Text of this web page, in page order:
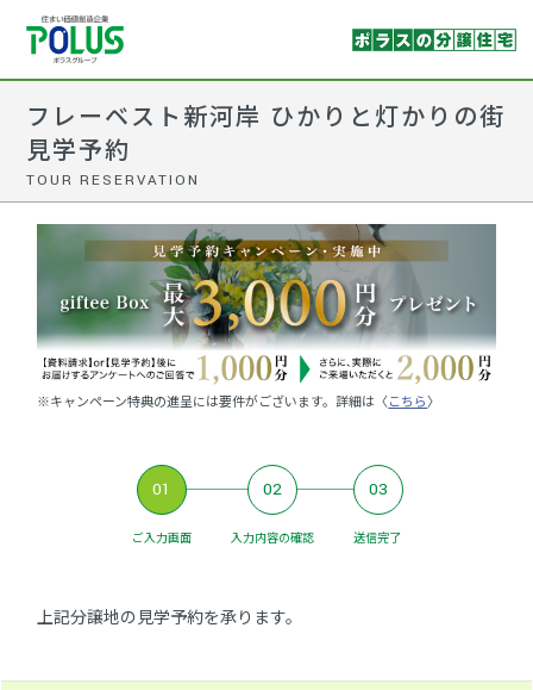
フレーベスト新河岸 ひかりと灯かりの街
見学予約
TOUR RESERVATION
※キャンペーン特典の進呈には要件がございます。詳細は〈こちら〉
01
ご入力画面
02
入力内容の確認
03
送信完了
上記分譲地の見学予約を承ります。